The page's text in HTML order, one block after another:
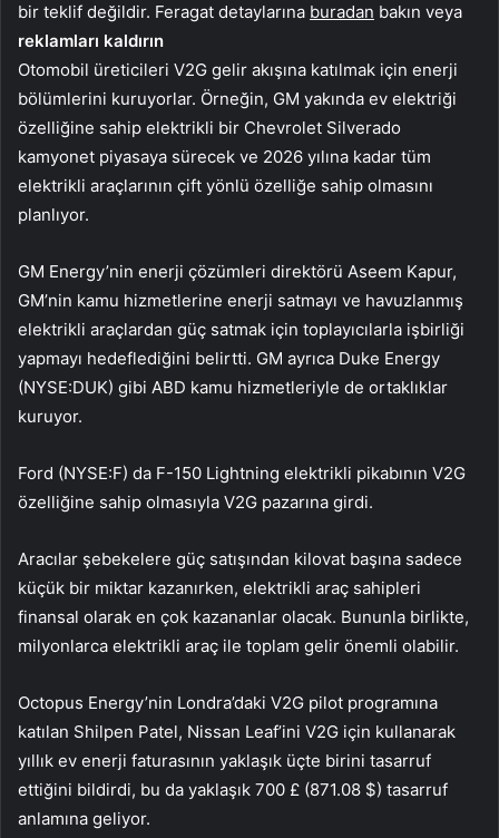
bir teklif değildir. Feragat detaylarına buradan bakın veya
reklamları kaldırın
Otomobil üreticileri V2G gelir akışına katılmak için enerji
bölümlerini kuruyorlar. Örneğin, GM yakında ev elektriği
özelliğine sahip elektrikli bir Chevrolet Silverado
kamyonet piyasaya sürecek ve 2026 yılına kadar tüm
elektrikli araçlarının çift yönlü özelliğe sahip olmasını
planlıyor.
GM Energy’nin enerji çözümleri direktörü Aseem Kapur,
GM’nin kamu hizmetlerine enerji satmayı ve havuzlanmış
elektrikli araçlardan güç satmak için toplayıcılarla işbirliği
yapmayı hedeflediğini belirtti. GM ayrıca Duke Energy
(NYSE:DUK) gibi ABD kamu hizmetleriyle de ortaklıklar
kuruyor.
Ford (NYSE:F) da F-150 Lightning elektrikli pikabının V2G
özelliğine sahip olmasıyla V2G pazarına girdi.
Aracılar şebekelere güç satışından kilovat başına sadece
küçük bir miktar kazanırken, elektrikli araç sahipleri
finansal olarak en çok kazananlar olacak. Bununla birlikte,
milyonlarca elektrikli araç ile toplam gelir önemli olabilir.
Octopus Energy’nin Londra’daki V2G pilot programına
katılan Shilpen Patel, Nissan Leaf’ini V2G için kullanarak
yıllık ev enerji faturasının yaklaşık üçte birini tasarruf
ettiğini bildirdi, bu da yaklaşık 700 £ (871.08 $) tasarruf
anlamına geliyor.